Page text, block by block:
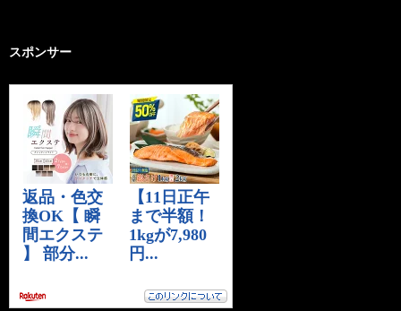
スポンサー